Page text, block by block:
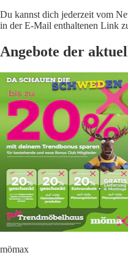
Du kannst dich jederzeit vom
in der E-Mail enthaltenen Link
Angebote der
mömax